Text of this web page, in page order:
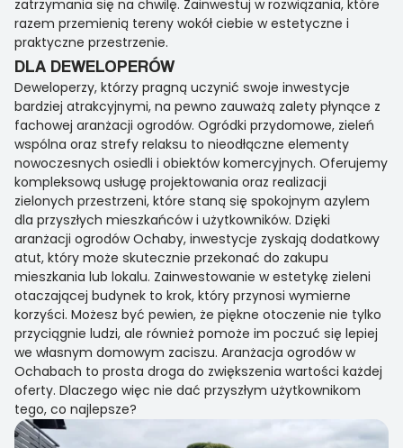
zatrzymania się na chwilę. Zainwestuj w rozwiązania, które
razem przemienią tereny wokół ciebie w estetyczne i
praktyczne przestrzenie.
DLA DEWELOPERÓW
Deweloperzy, którzy pragną uczynić swoje inwestycje
bardziej atrakcyjnymi, na pewno zauważą zalety płynące z
fachowej aranżacji ogrodów. Ogródki przydomowe, zieleń
wspólna oraz strefy relaksu to nieodłączne elementy
nowoczesnych osiedli i obiektów komercyjnych. Oferujemy
kompleksową usługę projektowania oraz realizacji
zielonych przestrzeni, które staną się spokojnym azylem
dla przyszłych mieszkańców i użytkowników. Dzięki
aranżacji ogrodów Ochaby, inwestycje zyskają dodatkowy
atut, który może skutecznie przekonać do zakupu
mieszkania lub lokalu. Zainwestowanie w estetykę zieleni
otaczającej budynek to krok, który przynosi wymierne
korzyści. Możesz być pewien, że piękne otoczenie nie tylko
przyciągnie ludzi, ale również pomoże im poczuć się lepiej
we własnym domowym zaciszu. Aranżacja ogrodów w
Ochabach to prosta droga do zwiększenia wartości każdej
oferty. Dlaczego więc nie dać przyszłym użytkownikom
tego, co najlepsze?